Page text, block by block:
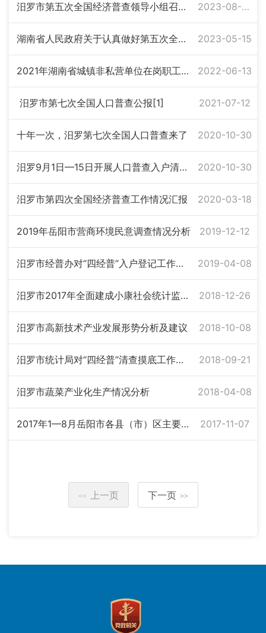
汨罗市第五次全国经济普查领导小组召开第一次会议 2023-08-02
湖南省人民政府关于认真做好第五次全国经济普查工作的通知 2023-05-15
2021年湖南省城镇非私营单位在岗职工年平均工资 2022-06-13
汨罗市第七次全国人口普查公报[1] 2021-07-12
十年一次，汨罗第七次全国人口普查来了 2020-10-30
汨罗9月1日—15日开展人口普查入户清查摸底 2020-10-30
汨罗市第四次全国经济普查工作情况汇报 2020-03-18
2019年岳阳市营商环境民意调查情况分析 2019-12-12
汨罗市经普办对“四经普”入户登记工作进行督导 2019-04-08
汨罗市2017年全面建成小康社会统计监测报告 2018-12-26
汨罗市高新技术产业发展形势分析及建议 2018-10-08
汨罗市统计局对“四经普”清查摸底工作进行督查 2018-09-21
汨罗市蔬菜产业化生产情况分析 2018-04-08
2017年1—8月岳阳市各县（市）区主要经济指标 2017-11-07
<< 上一页 下一页 >>